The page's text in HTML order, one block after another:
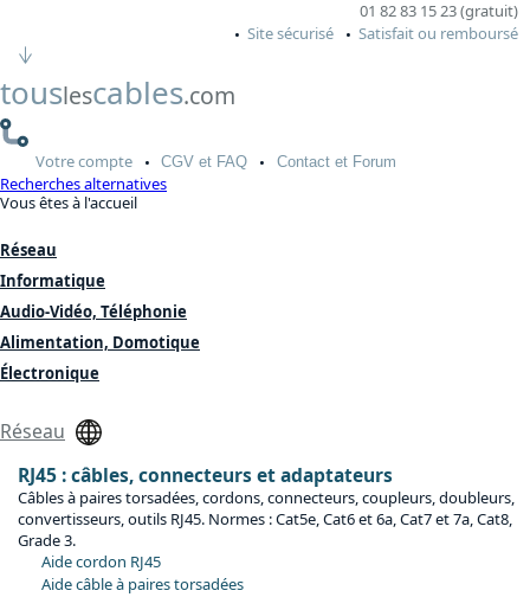
01 82 83 15 23 (gratuit)
Site sécurisé
Satisfait ou remboursé
touslescables.com
Votrecompte CGV et FAQ Contactet Forum
Recherches alternatives
Vous êtes à l'accueil
Réseau
Informatique
Audio-Vidéo, Téléphonie
Alimentation, Domotique
Électronique
Réseau
RJ45 : câbles, connecteurs et adaptateurs
Câbles à paires torsadées, cordons, connecteurs, coupleurs, doubleurs,
convertisseurs, outils RJ45. Normes : Cat5e, Cat6 et 6a, Cat7 et 7a, Cat8,
Grade 3.
Aide cordon RJ45
Aide câble à paires torsadées